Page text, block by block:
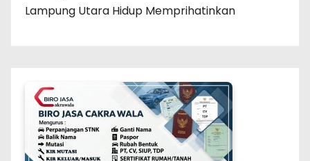
Lampung Utara Hidup Memprihatinkan